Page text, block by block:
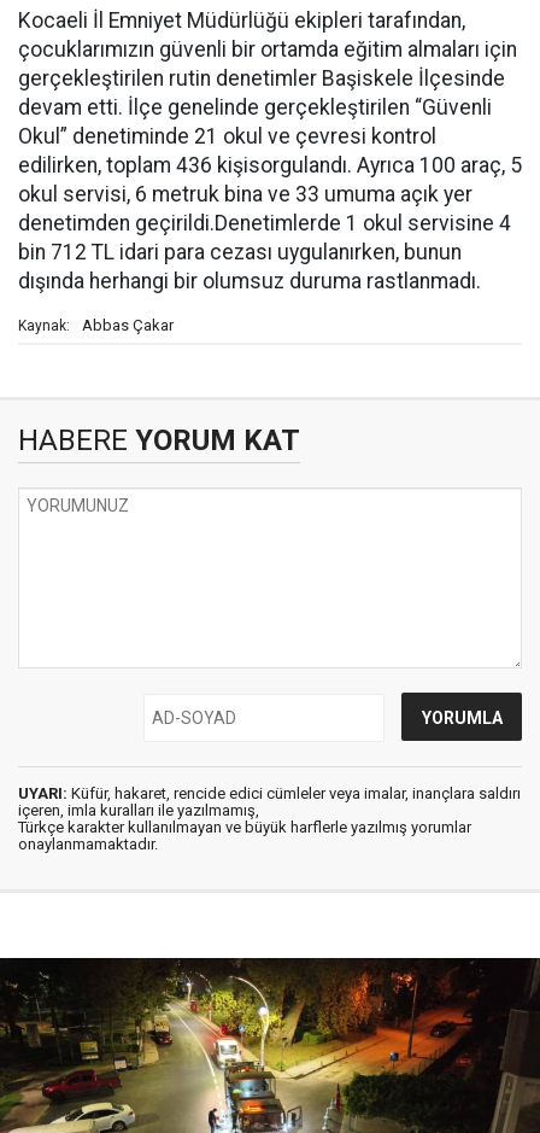
Kocaeli İl Emniyet Müdürlüğü ekipleri tarafından,
çocuklarımızın güvenli bir ortamda eğitim almaları için
gerçekleştirilen rutin denetimler Başiskele İlçesinde
devam etti. İlçe genelinde gerçekleştirilen “Güvenli
Okul” denetiminde 21 okul ve çevresi kontrol
edilirken, toplam 436 kişisorgulandı. Ayrıca 100 araç, 5
okul servisi, 6 metruk bina ve 33 umuma açık yer
denetimden geçirildi.Denetimlerde 1 okul servisine 4
bin 712 TL idari para cezası uygulanırken, bunun
dışında herhangi bir olumsuz duruma rastlanmadı.
Kaynak: Abbas Çakar
HABERE YORUM KAT
UYARI: Küfür, hakaret, rencide edici cümleler veya imalar, inançlara saldırı
içeren, imla kuralları ile yazılmamış,
Türkçe karakter kullanılmayan ve büyük harflerle yazılmış yorumlar
onaylanmamaktadır.